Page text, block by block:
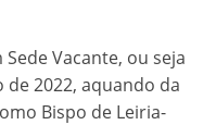
Vacante, ou seja
de 2022, aquando da
Bispo de Leiria-